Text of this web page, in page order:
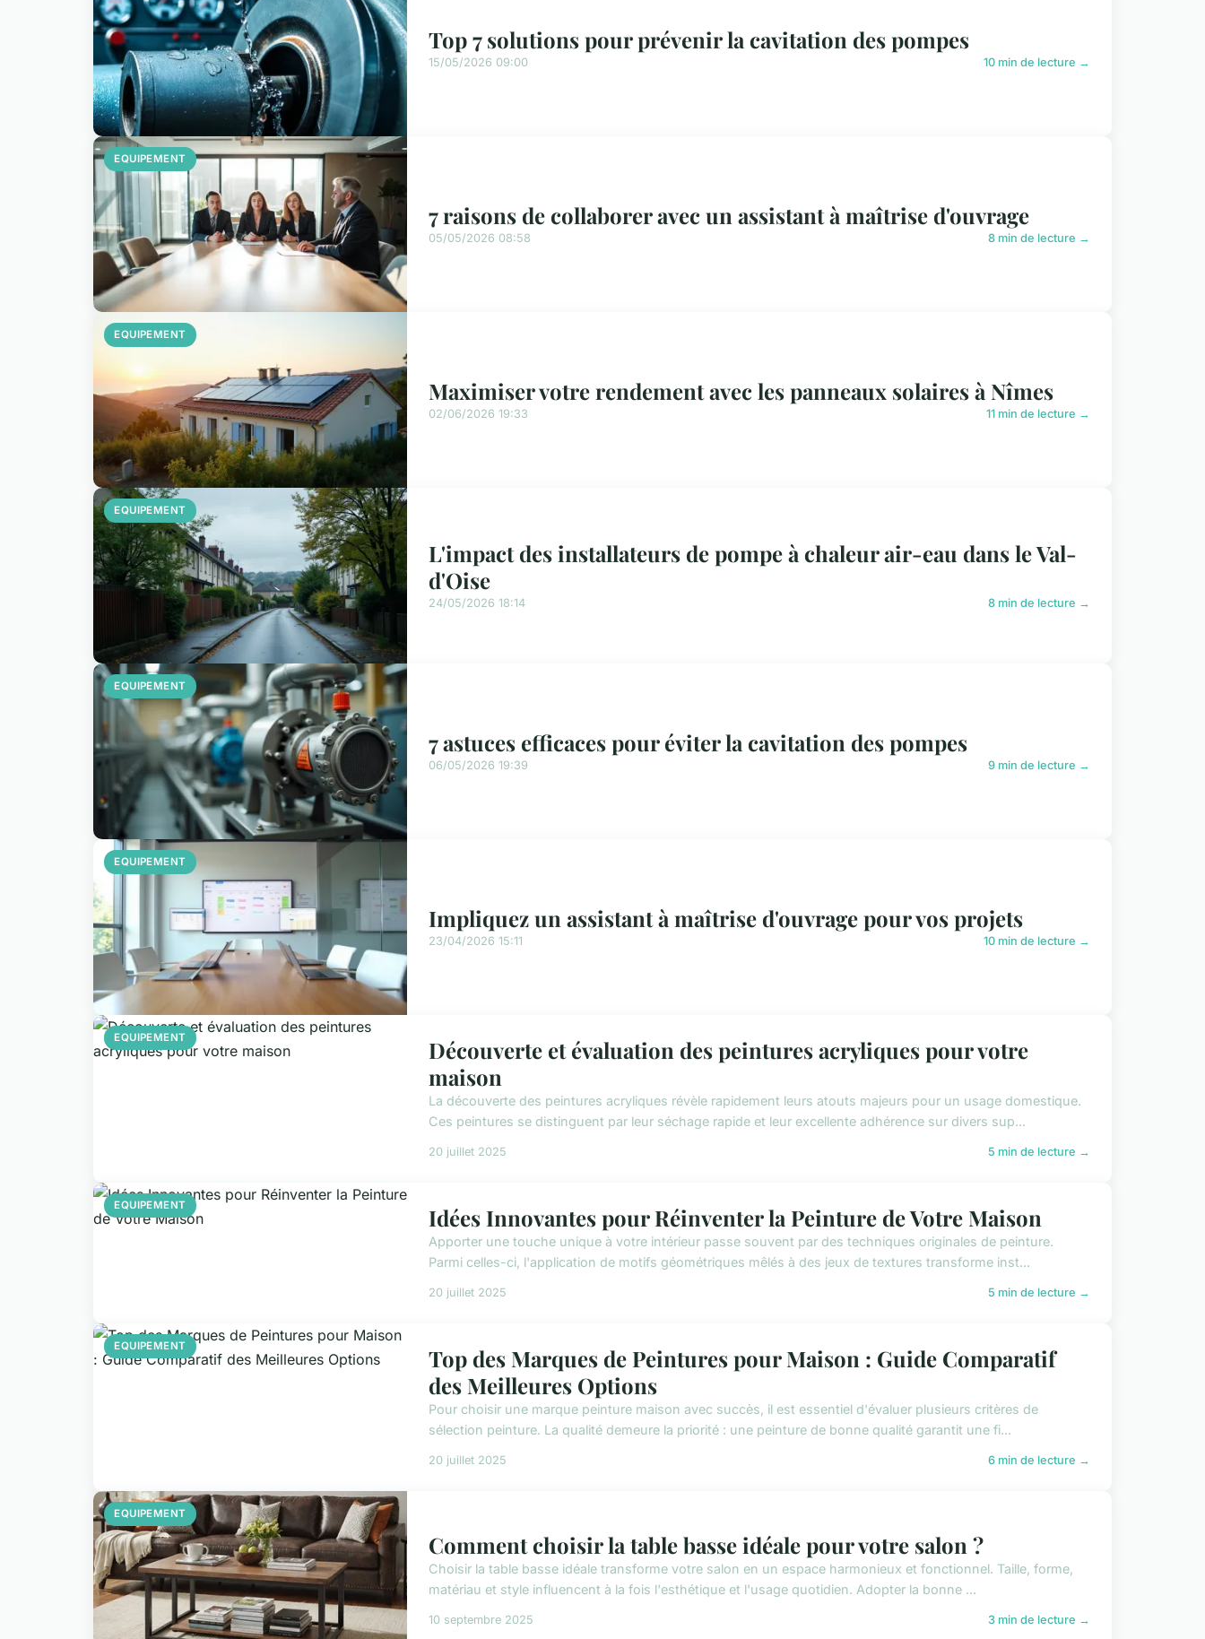
Top 7 solutions pour prévenir la cavitation des pompes
15/05/2026 09:00 10 min de lecture →
EQUIPEMENT
7 raisons de collaborer avec un assistant à maîtrise d'ouvrage
05/05/2026 08:58 8 min de lecture →
EQUIPEMENT
Maximiser votre rendement avec les panneaux solaires à Nîmes
02/06/2026 19:33 11 min de lecture →
EQUIPEMENT
L'impact des installateurs de pompe à chaleur air-eau dans le Val-
d'Oise
24/05/2026 18:14 8 min de lecture →
EQUIPEMENT
7 astuces efficaces pour éviter la cavitation des pompes
06/05/2026 19:39 9 min de lecture →
EQUIPEMENT
Impliquez un assistant à maîtrise d'ouvrage pour vos projets
23/04/2026 15:11 10 min de lecture →
EQUIPEMENT
Découverte et évaluation des peintures acryliques pour votre
maison
La découverte des peintures acryliques révèle rapidement leurs atouts majeurs pour un usage domestique.
Ces peintures se distinguent par leur séchage rapide et leur excellente adhérence sur divers sup...
20 juillet 2025 5 min de lecture →
EQUIPEMENT Idées Innovantes pour Réinventer la Peinture de Votre Maison
Apporter une touche unique à votre intérieur passe souvent par des techniques originales de peinture.
Parmi celles-ci, l'application de motifs géométriques mêlés à des jeux de textures transforme inst...
20 juillet 2025 5 min de lecture →
EQUIPEMENT
Top des Marques de Peintures pour Maison : Guide Comparatif
des Meilleures Options
Pour choisir une marque peinture maison avec succès, il est essentiel d'évaluer plusieurs critères de
sélection peinture. La qualité demeure la priorité : une peinture de bonne qualité garantit une fi...
20 juillet 2025 6 min de lecture →
EQUIPEMENT
Comment choisir la table basse idéale pour votre salon ?
Choisir la table basse idéale transforme votre salon en un espace harmonieux et fonctionnel. Taille, forme,
matériau et style influencent à la fois l'esthétique et l'usage quotidien. Adopter la bonne ...
10 septembre 2025 3 min de lecture →